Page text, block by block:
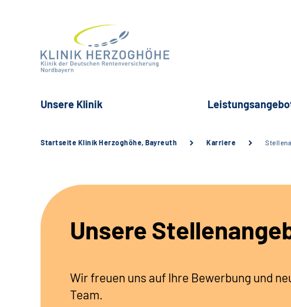
Unsere Klinik
Startseite Klinik Herzoghöhe, Bayreuth Karriere
Unsere
Wir freuen uns auf Ihre Bewerbung und
Team.